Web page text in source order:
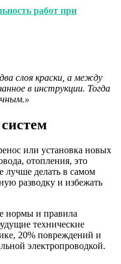
работ при
слоя краски, а между
в инструкции. Тогда
или установка новых
отопления, это
лучше делать в самом
разводку и избежать
нормы и правила
технические
20% повреждений и
электропроводкой.